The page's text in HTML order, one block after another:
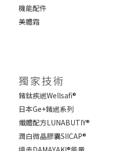
機能配件
美體霜
獨家技術
鍺鈦疾繎Wellsafi®
日本Ge+鍺繎系列
孅體配方LUNABUTIY®
潤白微晶膠囊SIICAP®